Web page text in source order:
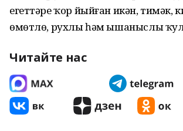
егеттәре ҡор йыйған икән, тимәк,
өмөтлө, рухлы һәм ышаныслы
Читайте нас